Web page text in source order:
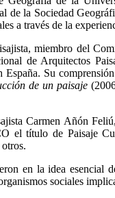
de la Sociedad
a través de la
miembro del
de Arquitectos
Su
de un paisaje
Carmen Añón
el título de Paisaje
en la idea esencial
sociales